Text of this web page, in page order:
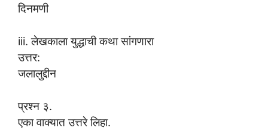
दिनमणी
iii. लेखकाला युद्धाची कथा सांगणारा
उत्तर:
जलालुद्दीन
प्रश्न ३.
एका वाक्यात उत्तरे लिहा.